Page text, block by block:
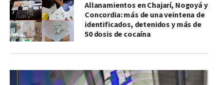
Allanamientos en Chajarí, Nogoyá y
Concordia: más de una veintena de
identificados, detenidos y más de
50 dosis de cocaína